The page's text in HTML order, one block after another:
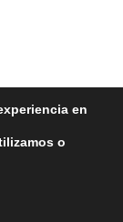
en
o